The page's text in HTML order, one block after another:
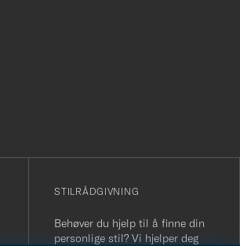
STILRÅDGIVNING
Behøver du hjelp til å finne din
personlige stil? Vi hjelper deg